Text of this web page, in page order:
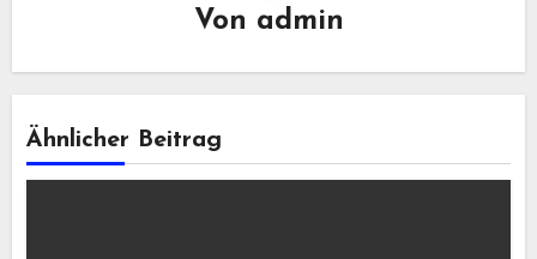
Von admin
Ähnlicher Beitrag